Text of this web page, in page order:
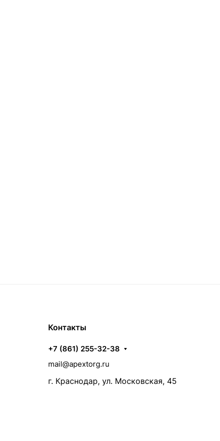
Контакты
+7 (861) 255-32-38
mail@apextorg.ru
г. Краснодар, ул. Московская, 45